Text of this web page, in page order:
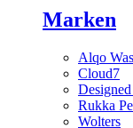
Marken
Alqo
Cloud7
Rukka
Wolters